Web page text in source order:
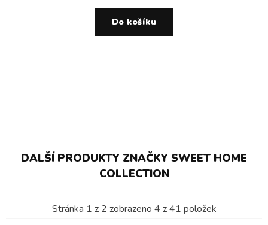
Do košíku
DALŠÍ PRODUKTY ZNAČKY SWEET HOME
COLLECTION
Stránka 1 z 2 zobrazeno 4 z41 položek